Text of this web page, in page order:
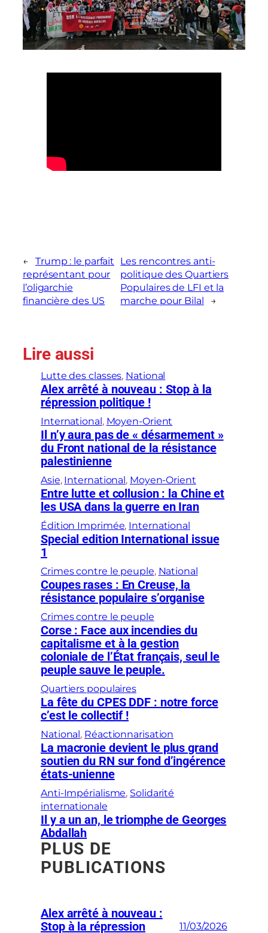
←
Trump : le parfait
représentant pour
l’oligarchie
financière des US
Les rencontres anti-
politique des Quartiers
Populaires de LFI et la
marche pour Bilal
→
Lire aussi
Lutte des classes, National
Alex arrêté à nouveau : Stop à la
répression politique !
International, Moyen-Orient
Il n’y aura pas de « désarmement »
du Front national de la résistance
palestinienne
Asie, International, Moyen-Orient
Entre lutte et collusion : la Chine et
les USA dans la guerre en Iran
Édition Imprimée, International
Special edition International issue
1
Crimes contre le peuple, National
Coupes rases : En Creuse, la
résistance populaire s’organise
Crimes contre le peuple
Corse : Face aux incendies du
capitalisme et à la gestion
coloniale de l’État français, seul le
peuple sauve le peuple.
Quartiers populaires
La fête du CPES DDF : notre force
c’est le collectif !
National, Réactionnarisation
La macronie devient le plus grand
soutien du RN sur fond d’ingérence
états-unienne
Anti-Impérialisme, Solidarité
internationale
Il y a un an, le triomphe de Georges
Abdallah
PLUS DE
PUBLICATIONS
Alex arrêté à nouveau :
Stop à la répression
11/03/2026